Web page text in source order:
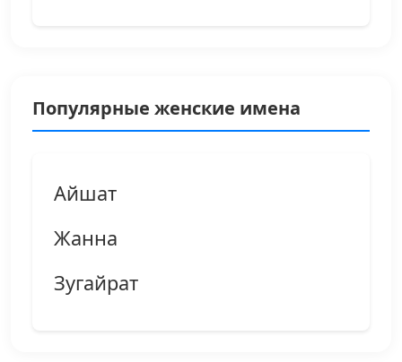
Популярные женские имена
Айшат
Жанна
Зугайрат